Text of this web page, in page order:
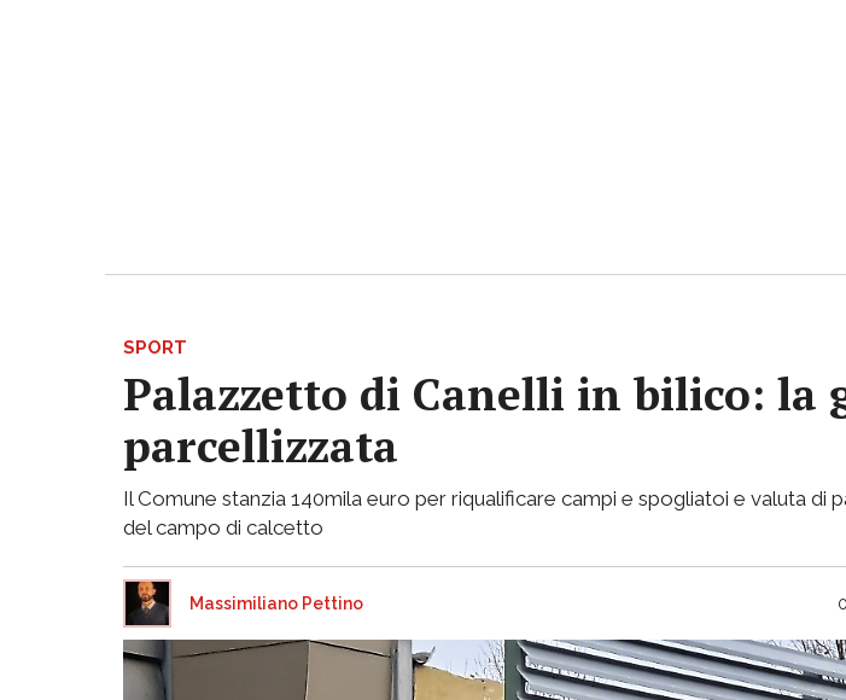
SPORT
Palazzetto di Canelli in bilico: la
parcellizzata
Il Comune stanzia 140mila euro per riqualificare campi e spogliatoi e valuta
del campo di calcetto
Massimiliano Pettino